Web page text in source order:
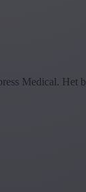
Medical.